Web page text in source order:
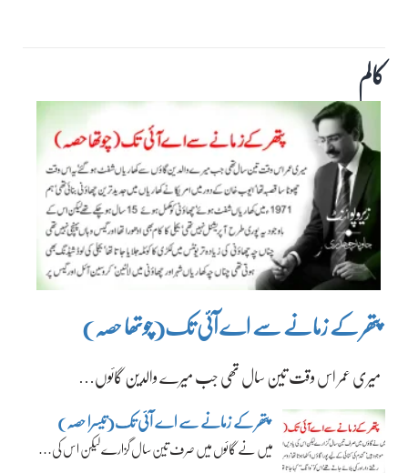
کالم
پتھر کے زمانے سے اے آئی تک(چوتھا حصہ)
میری عمر اس وقت تین سال تھی جب میرے والدین گائوں…
پتھر کے زمانے سے اے آئی تک(تیسرا حصہ)
میں نے گائوں میں صرف تین سال گزارے لیکن اس کی…